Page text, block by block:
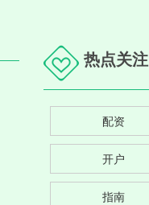
热点关注
配资
开户
指南